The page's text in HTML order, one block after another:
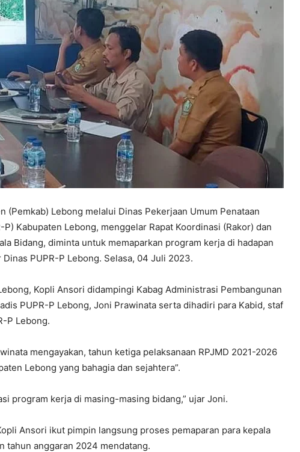
(Pemkab) Lebong melalui Dinas Pekerjaan Umum Penataan
Kabupaten Lebong, menggelar Rapat Koordinasi (Rakor) dan
Bidang, diminta untuk memaparkan program kerja di hadapan
PUPR-P Lebong. Selasa, 04 Juli 2023.
Kopli Ansori didampingi Kabag Administrasi Pembangunan
PUPR-P Lebong, Joni Prawinata serta dihadiri para Kabid, staf
P Lebong.
mengayakan, tahun ketiga pelaksanaan RPJMD 2021-2026
Lebong yang bahagia dan sejahtera”.
program kerja di masing-masing bidang,” ujar Joni.
Ansori ikut pimpin langsung proses pemaparan para kepala
tahun anggaran 2024 mendatang.